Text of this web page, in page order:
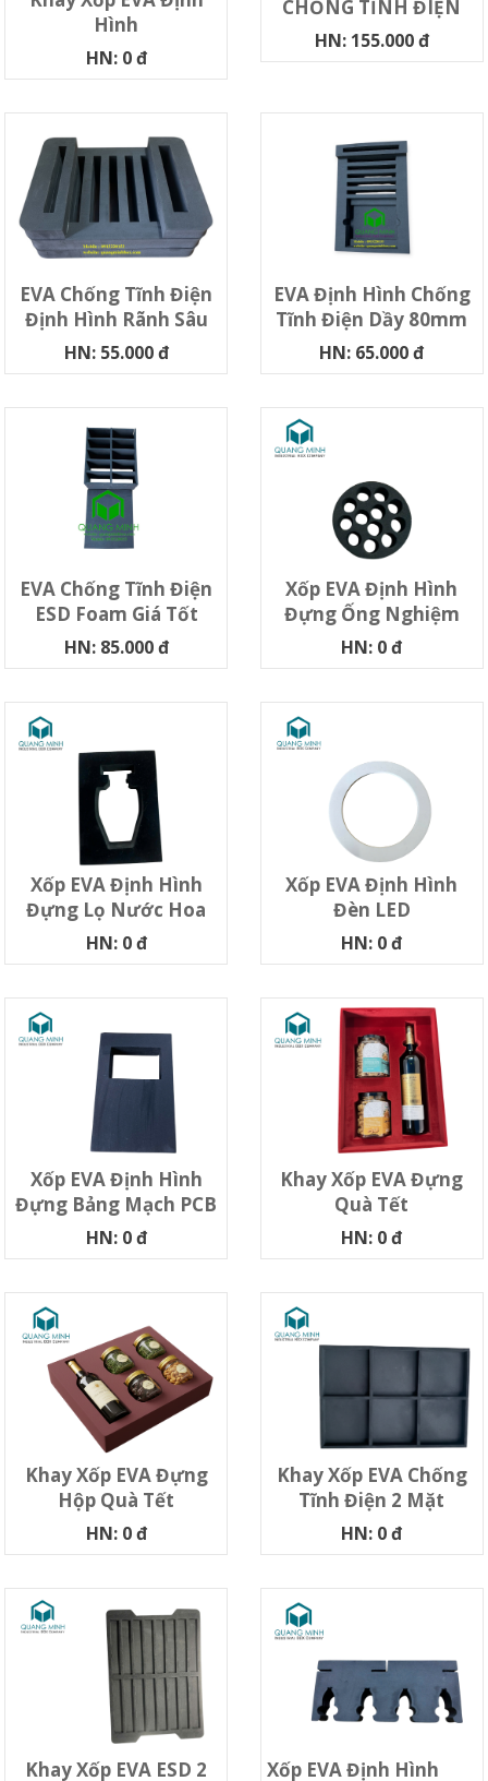
Hình
HN: 0 đ
CHỐNG TĨNH ĐIỆN
HN: 155.000 đ
EVA Chống Tĩnh Điện
Định Hình Rãnh Sâu
HN: 55.000 đ
EVA Định Hình Chống
Tĩnh Điện Dầy 80mm
HN: 65.000 đ
EVA Chống Tĩnh Điện
ESD Foam Giá Tốt
HN: 85.000 đ
Xốp EVA Định Hình
Đựng Ống Nghiệm
HN: 0 đ
Xốp EVA Định Hình
Đựng Lọ Nước Hoa
HN: 0 đ
Xốp EVA Định Hình
Đèn LED
HN: 0 đ
Xốp EVA Định Hình
Đựng Bảng Mạch PCB
HN: 0 đ
Khay Xốp EVA Đựng
Quà Tết
HN: 0 đ
Khay Xốp EVA Đựng
Hộp Quà Tết
HN: 0 đ
Khay Xốp EVA Chống
Tĩnh Điện 2 Mặt
HN: 0 đ
Khay Xốp EVA ESD 2 Xốp EVA Định Hình